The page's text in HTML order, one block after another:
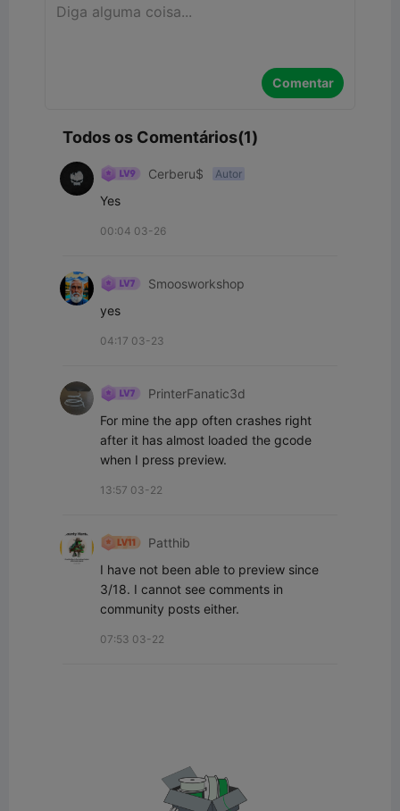
Comentar
Todos os Comentários(1)
Cerberu$ Autor
Yes
00:04 03-26
Smoosworkshop
yes
04:17 03-23
PrinterFanatic3d
For mine the app often crashes right
after it has almost loaded the gcode
when I press preview.
13:57 03-22
Patthib
I have not been able to preview since
3/18. I cannot see comments in
community posts either.
07:53 03-22